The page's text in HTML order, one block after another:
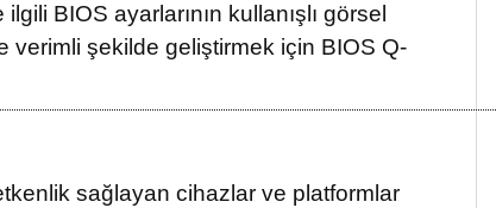
BIOS ayarlarının kullanışlı görsel
verimli şekilde geliştirmek için BIOS Q-
sağlayan cihazlar ve platformlar